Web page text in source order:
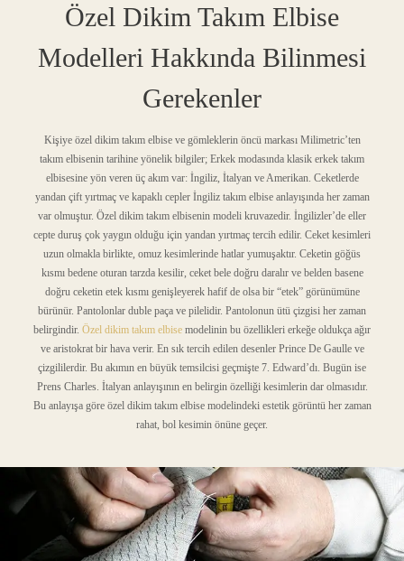
Özel Dikim Takım Elbise
Modelleri Hakkında Bilinmesi
Gerekenler
Kişiye özel dikim takım elbise ve gömleklerin öncü markası Milimetric’ten
takım elbisenin tarihine yönelik bilgiler; Erkek modasında klasik erkek takım
elbisesine yön veren üç akım var: İngiliz, İtalyan ve Amerikan. Ceketlerde
yandan çift yırtmaç ve kapaklı cepler İngiliz takım elbise anlayışında her zaman
var olmuştur. Özel dikim takım elbisenin modeli kruvazedir. İngilizler’de eller
cepte duruş çok yaygın olduğu için yandan yırtmaç tercih edilir. Ceket kesimleri
uzun olmakla birlikte, omuz kesimlerinde hatlar yumuşaktır. Ceketin göğüs
kısmı bedene oturan tarzda kesilir, ceket bele doğru daralır ve belden basene
doğru ceketin etek kısmı genişleyerek hafif de olsa bir “etek” görünümüne
bürünür. Pantolonlar duble paça ve pilelidir. Pantolonun ütü çizgisi her zaman
belirgindir. Özel dikim takım elbise modelinin bu özellikleri erkeğe oldukça ağır
ve aristokrat bir hava verir. En sık tercih edilen desenler Prince De Gaulle ve
çizgililerdir. Bu akımın en büyük temsilcisi geçmişte 7. Edward’dı. Bugün ise
Prens Charles. İtalyan anlayışının en belirgin özelliği kesimlerin dar olmasıdır.
Bu anlayışa göre özel dikim takım elbise modelindeki estetik görüntü her zaman
rahat, bol kesimin önüne geçer.